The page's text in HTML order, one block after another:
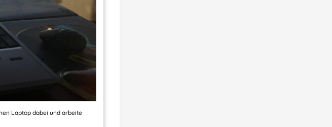
Laptop dabei und arbeite